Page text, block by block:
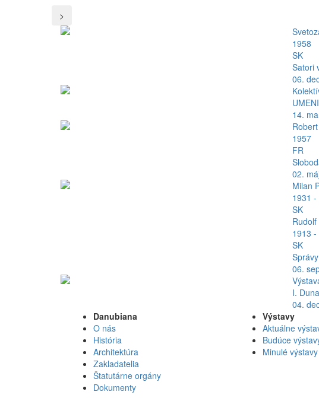
>
1958
SK
Satori
06.
14.
1957
FR
02.
Milan
1931 -
SK
1913
SK
Správy
06.
I.
04.
Danubiana
O nás
História
Architektúra
Zakladatelia
Štatutárne orgány
Dokumenty
Výstavy
Aktuálne
Budúce
Minulé výstavy